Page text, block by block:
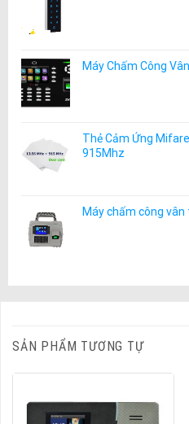
Máy Chấm Công
Thẻ Cảm Ứng
915Mhz
Máy chấm công vân
SẢN PHẨM TƯƠNG TỰ